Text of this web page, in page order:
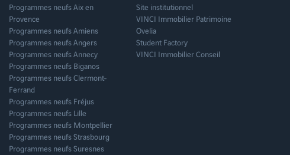
Programmes neufs Aix en
Provence
Programmes neufs Amiens
Programmes neufs Angers
Programmes neufs Annecy
Programmes neufs Biganos
Programmes neufs Clermont-
Ferrand
Programmes neufs Fréjus
Programmes neufs Lille
Programmes neufs Montpellier
Programmes neufs Strasbourg
Programmes neufs Suresnes
Site institutionnel
VINCI Immobilier Patrimoine
Ovelia
Student Factory
VINCI Immobilier Conseil